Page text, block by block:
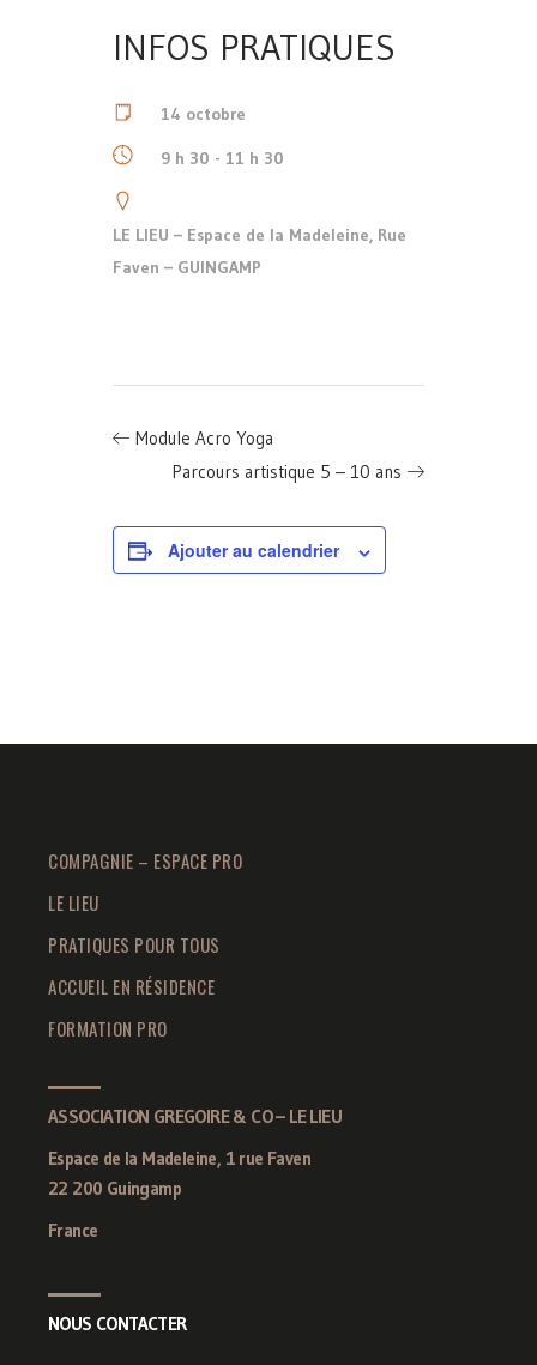
INFOS PRATIQUES
14 octobre
9 h 30 - 11 h 30
LE LIEU – Espace de la Madeleine, Rue
Faven – GUINGAMP
Module Acro Yoga
Parcours artistique 5 – 10 ans
Ajouter au calendrier
COMPAGNIE – ESPACE PRO
LE LIEU
PRATIQUES POUR TOUS
ACCUEIL EN RÉSIDENCE
FORMATION PRO
ASSOCIATION GREGOIRE & CO – LE LIEU
Espace de la Madeleine, 1 rue Faven
22 200 Guingamp
France
NOUS CONTACTER